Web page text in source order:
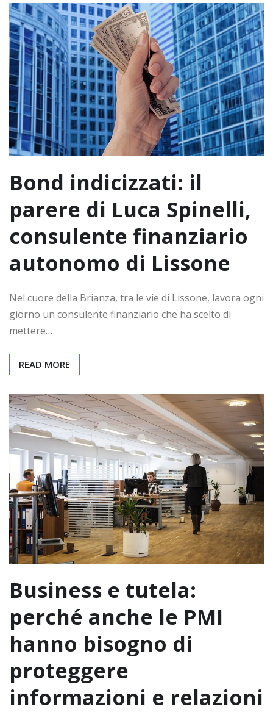
Bond indicizzati: il
parere di Luca Spinelli,
consulente finanziario
autonomo di Lissone
Nel cuore della Brianza, tra le vie di Lissone, lavora ogni
giorno un consulente finanziario che ha scelto di
mettere…
READ MORE
Business e tutela:
perché anche le PMI
hanno bisogno di
proteggere
informazioni e relazioni